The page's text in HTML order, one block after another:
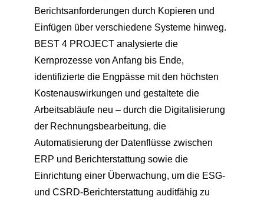
Berichtsanforderungen durch Kopieren und
Einfügen über verschiedene Systeme hinweg.
BEST 4 PROJECT analysierte die
Kernprozesse von Anfang bis Ende,
identifizierte die Engpässe mit den höchsten
Kostenauswirkungen und gestaltete die
Arbeitsabläufe neu – durch die Digitalisierung
der Rechnungsbearbeitung, die
Automatisierung der Datenflüsse zwischen
ERP und Berichterstattung sowie die
Einrichtung einer Überwachung, um die ESG-
und CSRD-Berichterstattung auditfähig zu